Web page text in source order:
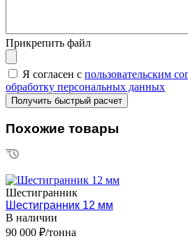
Прикрепить файл
Я согласен с пользовательским
обработку персональных данных
Похожие товары
Шестигранник
Шестигранник 12 мм
В наличии
90 000 ₽/тонна